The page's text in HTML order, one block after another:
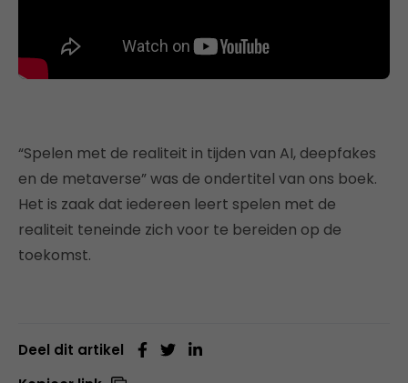
“Spelen met de realiteit in tijden van AI, deepfakes
en de metaverse” was de ondertitel van ons boek.
Het is zaak dat iedereen leert spelen met de
realiteit teneinde zich voor te bereiden op de
toekomst.
Deel dit artikel